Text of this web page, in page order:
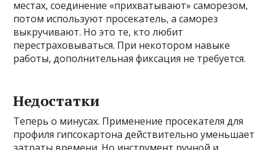
местах, соединение «прихватывают» саморезом,
потом используют просекатель, а саморез
выкручивают. Но это те, кто любит
перестраховываться. При некотором навыке
работы, дополнительная фиксация не требуется.
Недостатки
Теперь о минусах. Применение просекателя для
профиля гипсокартона действительно уменьшает